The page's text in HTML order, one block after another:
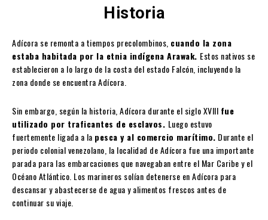
Historia
Adícora se remonta a tiempos precolombinos, cuando la zona
estaba habitada por la etnia indígena Arawak. Estos nativos se
establecieron a lo largo de la costa del estado Falcón, incluyendo la
zona donde se encuentra Adícora.
Sin embargo, según la historia, Adícora durante el siglo XVIII fue
utilizado por traficantes de esclavos. Luego estuvo
fuertemente ligada a la pesca y al comercio marítimo. Durante el
periodo colonial venezolano, la localidad de Adícora fue una importante
parada para las embarcaciones que navegaban entre el Mar Caribe y el
Océano Atlántico. Los marineros solían detenerse en Adícora para
descansar y abastecerse de agua y alimentos frescos antes de
continuar su viaje.